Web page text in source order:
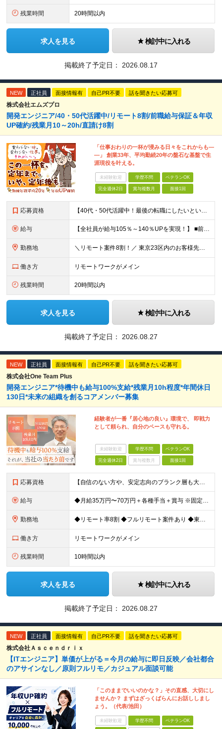
残業時間 20時間以内
求人を見る 検討中に入れる
掲載終了予定日： 2026.08.17
NEW 正社員 面接情報有 自己PR不要 話を聞きたい応募可
株式会社エムズプロ
開発エンジニア/40・50代活躍中/リモート8割/前職給与保証＆年収
UP確約/残業月10～20h/直請け8割
「仕事おわりの一杯が浸みる日々をこれからも―
―」 創業33年、平均勤続20年の盤石な基盤で生
涯現役を叶える。
未経験歓迎 学歴不問 ベテランOK
完全週休2日 賞与複数月 面接1回
応募資格 【40代・50代活躍中！最後の転職にしたいという方も大歓迎です◎】 ●学歴不問 ●Java、C言語、C++、C#、PHP、Pythonいずれかの開発経験がある方 ＼こんな方を待っています／ ★「今の
給与 【全社員が給与105％～140％UPを実現！】 ■前職給与の「総収入額」を105％以上保証 ■最高月給120万円・年収1000万円以上も可能 ■確定拠出年金（401K）完備で老後の備えも盤石 月給3
勤務地 ＼リモート案件8割！／ 東京23区内のお客様先にて勤務していただきます。 本社所在地：神奈川県横浜市瀬谷区本郷3-1-17 第2斉藤ビル2F (変更の範囲)上記を除く当社関連勤務地
働き方 リモートワークがメイン
残業時間 20時間以内
求人を見る 検討中に入れる
掲載終了予定日： 2026.08.27
NEW 正社員 面接情報有 自己PR不要 話を聞きたい応募可
株式会社One Team Plus
開発エンジニア*待機中も給与100%支給*残業月10h程度*年間休日
130日*未来の組織を創るコアメンバー募集
経験者が一番『居心地の良い』環境で、 即戦力
として頼られ、自分のペースも守れる。
未経験歓迎 学歴不問 ベテランOK
完全週休2日 賞与複数月 面接1回
応募資格 【自信のない方や、安定志向のブランク層も大歓迎！】 ◆何らかのIT業界経験 システム開発、運用・保守の経験をお持ちの方（言語不問） ※経験年数が1〜2年程度と浅い方やブランクのある方も歓迎！ ◆学歴
給与 ◆月給35万円〜70万円＋各種手当＋賞与 ※固定残業代30時間分（30時間／月50,000円 ～ 100,000円）を含む。 超過分は別途全額支給します。 ※試用期間3ヵ月あり（期間中の給与の差異は
勤務地 ◆リモート率8割 ◆フルリモート案件あり ◆東京都、神奈川県、千葉県、埼玉県の各プロジェクト先 ＊ご自宅からのアクセス・通勤時間を最大限に考慮してアサインします。 ＊現在エンジニアの8割がフルリモー
働き方 リモートワークがメイン
残業時間 10時間以内
求人を見る 検討中に入れる
掲載終了予定日： 2026.08.27
NEW 正社員 面接情報有 自己PR不要 話を聞きたい応募可
株式会社Ａｓｃｅｎｄｒｉｘ
【ITエンジニア】単価が上がる＝今月の給与に即日反映／会社都合
のアサインなし／原則フルリモ／カジュアル面談可能
「このままでいいのかな？」その直感、大切にし
ませんか？ まずはざっくばらんにお話ししまし
ょう。（代表/池田）
未経験歓迎 学歴不問 ベテランOK